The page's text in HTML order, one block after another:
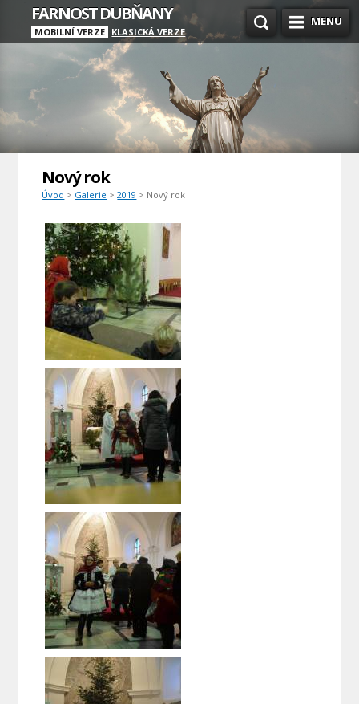
MENU
FARNOST DUBŇANY
MOBILNÍ VERZE KLASICKÁ VERZE
Nový rok
Úvod > Galerie >2019 > Nový rok